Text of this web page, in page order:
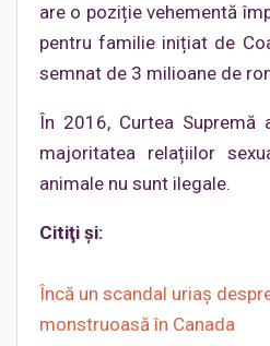
are o poziție vehementă
pentru familie inițiat de
semnat de 3 milioane de
În 2016, Curtea Supremă
majoritatea relațiilor
animale nu sunt ilegale.
Citiţi şi:
Încă un scandal uriaș
monstruoasă în Canada